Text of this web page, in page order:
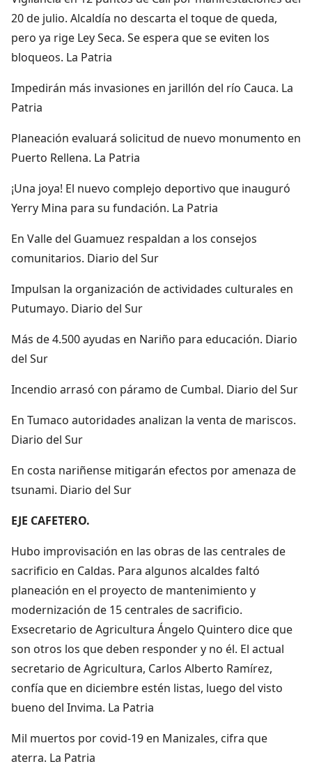
20 de julio. Alcaldía no descarta el toque de queda,
pero ya rige Ley Seca. Se espera que se eviten los
bloqueos. La Patria
Impedirán más invasiones en jarillón del río Cauca. La
Patria
Planeación evaluará solicitud de nuevo monumento en
Puerto Rellena. La Patria
¡Una joya! El nuevo complejo deportivo que inauguró
Yerry Mina para su fundación. La Patria
En Valle del Guamuez respaldan a los consejos
comunitarios. Diario del Sur
Impulsan la organización de actividades culturales en
Putumayo. Diario del Sur
Más de 4.500 ayudas en Nariño para educación. Diario
del Sur
Incendio arrasó con páramo de Cumbal. Diario del Sur
En Tumaco autoridades analizan la venta de mariscos.
Diario del Sur
En costa nariñense mitigarán efectos por amenaza de
tsunami. Diario del Sur
EJE CAFETERO.
Hubo improvisación en las obras de las centrales de
sacrificio en Caldas. Para algunos alcaldes faltó
planeación en el proyecto de mantenimiento y
modernización de 15 centrales de sacrificio.
Exsecretario de Agricultura Ángelo Quintero dice que
son otros los que deben responder y no él. El actual
secretario de Agricultura, Carlos Alberto Ramírez,
confía que en diciembre estén listas, luego del visto
bueno del Invima. La Patria
Mil muertos por covid-19 en Manizales, cifra que
aterra. La Patria